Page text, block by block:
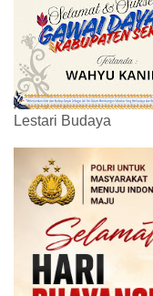
Lestari Budaya